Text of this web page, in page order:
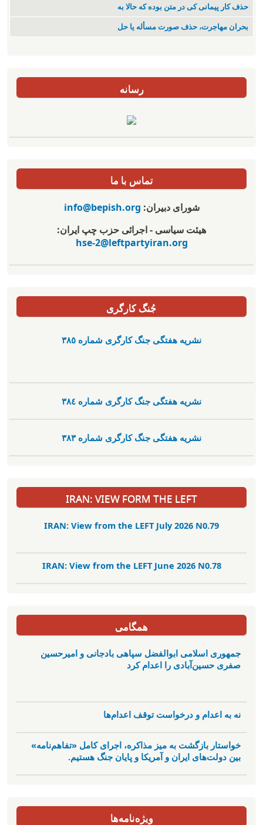
حذف کار پیمانی کی در متن بودە کە حالا بە
بحران مهاجرت‌، حذف صورت مسأله یا حل
رسانه
تماس با ما
شورای دبیران:info@bepish.org
هیئت سیاسی - اجرائی حزب چپ ایران:
hse-2@leftpartyiran.org
جُنگ کارگری
نشریە هفتگی جنگ کارگری شمارە ٣٨٥
نشریە هفتگی جنگ کارگری شمارە ٣٨٤
نشریە هفتگی جنگ کارگری شمارە ٣٨٣
IRAN: VIEW FORM THE LEFT
IRAN: View from the LEFT July 2026 N0.79
IRAN: View from the LEFT June 2026 N0.78
همگامی
جمهوری اسلامی ابوالفضل سپاهی بادجانی و امیرحسین
صفری حسین‌آبادی را اعدام کرد
نه به اعدام و درخواست توقف اعدام‌ها
خواستار بازگشت به میز مذاکره، اجرای کامل «تفاهم‌نامه»
بین دولت‌های ایران و آمریکا و پایان جنگ هستیم.
ویژه‌نامه‌ها